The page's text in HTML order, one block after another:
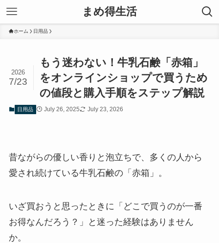
まめ得生活
ホーム 日用品
もう迷わない！牛乳石鹸「赤箱」
をオンラインショップで買うため
の値段と購入手順をステップ解説
2026
7/23
日用品 July 26, 2025 July 23, 2026
昔ながらの優しい香りと泡立ちで、多くの人から
愛され続けている牛乳石鹸の「赤箱」。
いざ買おうと思ったときに「どこで買うのが一番
お得なんだろう？」と迷った経験はありません
か。